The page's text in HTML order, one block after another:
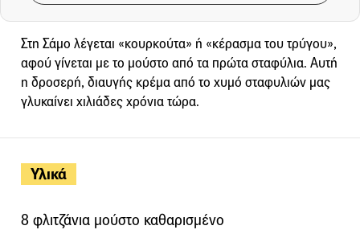
Υλικά
8 φλιτζάνια μούστο καθαρισμένο
Στη Σάμο λέγεται «κουρκούτα» ή «κέρασμα του τρύγου»,
αφού γίνεται με το μούστο από τα πρώτα σταφύλια. Αυτή
η δροσερή, διαυγής κρέμα από το χυμό σταφυλιών μας
γλυκαίνει χιλιάδες χρόνια τώρα.